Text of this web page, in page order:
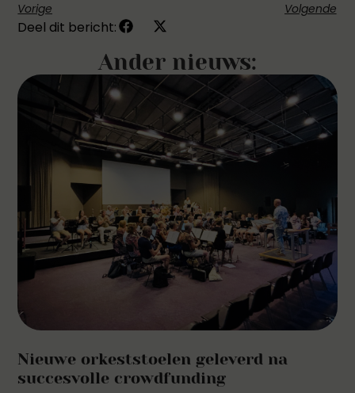
Vorige Volgende
Deel dit bericht:
Ander nieuws:
Nieuwe orkeststoelen geleverd na
succesvolle crowdfunding